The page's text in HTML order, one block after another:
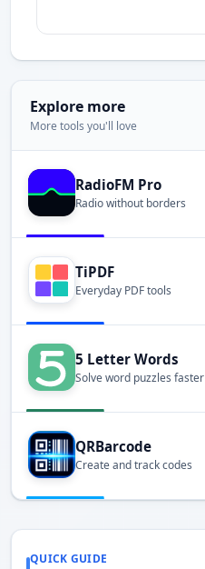
Explore more
More tools you'll love
RadioFM Pro
Radio without borders
TiPDF
Everyday PDF tools
5 Letter Words
Solve word puzzles faster
QRBarcode
Create and track codes
QUICK GUIDE